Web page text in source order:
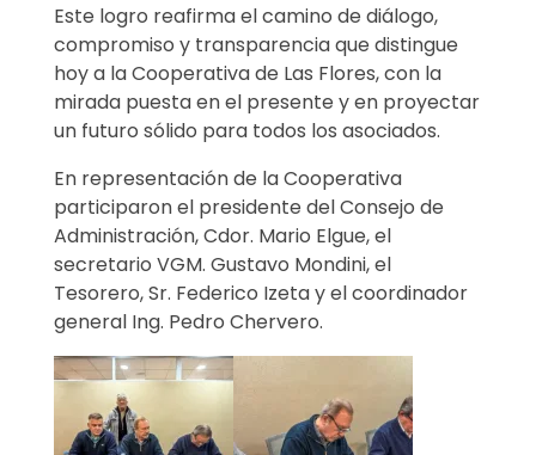
Este logro reafirma el camino de diálogo,
compromiso y transparencia que distingue
hoy a la Cooperativa de Las Flores, con la
mirada puesta en el presente y en proyectar
un futuro sólido para todos los asociados.
En representación de la Cooperativa
participaron el presidente del Consejo de
Administración, Cdor. Mario Elgue, el
secretario VGM. Gustavo Mondini, el
Tesorero, Sr. Federico Izeta y el coordinador
general Ing. Pedro Chervero.